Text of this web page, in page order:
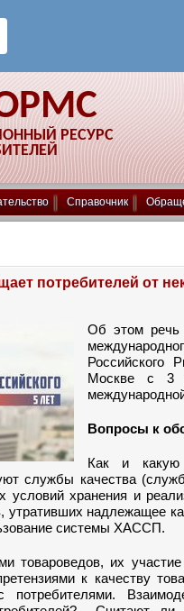
РЕСУРС
Справочник
потребителей от
Об этом речь
Российского
Москве с 3
Вопросы к
Как и какую
службы качества
условий хранения и
утративших надлежащее
системы ХАССП.
товароведов, их
к качеству
потребителями.